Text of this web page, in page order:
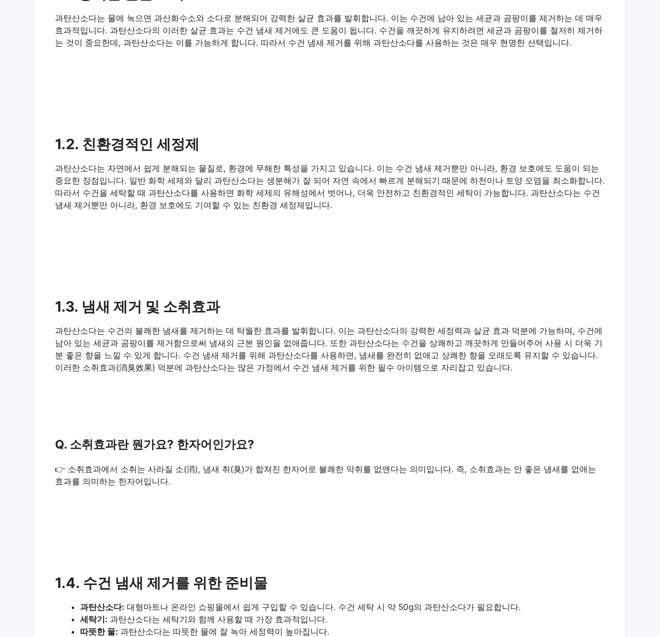
과탄산소다는 물에 녹으면 과산화수소와 소다로 분해되어 강력한 살균 효과를 발휘합니다. 이는 수건에 남아 있는 세균과 곰팡이를 제거하는 데 매우
효과적입니다. 과탄산소다의 이러한 살균 효과는 수건 냄새 제거에도 큰 도움이 됩니다. 수건을 깨끗하게 유지하려면 세균과 곰팡이를 철저히 제거하
는 것이 중요한데, 과탄산소다는 이를 가능하게 합니다. 따라서 수건 냄새 제거를 위해 과탄산소다를 사용하는 것은 매우 현명한 선택입니다.
1.2. 친환경적인 세정제
과탄산소다는 자연에서 쉽게 분해되는 물질로, 환경에 무해한 특성을 가지고 있습니다. 이는 수건 냄새 제거뿐만 아니라, 환경 보호에도 도움이 되는
중요한 장점입니다. 일반 화학 세제와 달리 과탄산소다는 생분해가 잘 되어 자연 속에서 빠르게 분해되기 때문에 하천이나 토양 오염을 최소화합니다.
따라서 수건을 세탁할 때 과탄산소다를 사용하면 화학 세제의 유해성에서 벗어나, 더욱 안전하고 친환경적인 세탁이 가능합니다. 과탄산소다는 수건
냄새 제거뿐만 아니라, 환경 보호에도 기여할 수 있는 친환경 세정제입니다.
1.3. 냄새 제거 및 소취효과
과탄산소다는 수건의 불쾌한 냄새를 제거하는 데 탁월한 효과를 발휘합니다. 이는 과탄산소다의 강력한 세정력과 살균 효과 덕분에 가능하며, 수건에
남아 있는 세균과 곰팡이를 제거함으로써 냄새의 근본 원인을 없애줍니다. 또한 과탄산소다는 수건을 상쾌하고 깨끗하게 만들어주어 사용 시 더욱 기
분 좋은 향을 느낄 수 있게 합니다. 수건 냄새 제거를 위해 과탄산소다를 사용하면, 냄새를 완전히 없애고 상쾌한 향을 오래도록 유지할 수 있습니다.
이러한 소취효과(消臭效果) 덕분에 과탄산소다는 많은 가정에서 수건 냄새 제거를 위한 필수 아이템으로 자리잡고 있습니다.
Q. 소취효과란 뭔가요? 한자어인가요?
👉 소취효과에서 소취는 사라질 소(消), 냄새 취(臭)가 합쳐진 한자어로 불쾌한 악취를 없앤다는 의미입니다. 즉, 소취효과는 안 좋은 냄새를 없애는
효과를 의미하는 한자어입니다.
1.4. 수건 냄새 제거를 위한 준비물
과탄산소다: 대형마트나 온라인 쇼핑몰에서 쉽게 구입할 수 있습니다. 수건 세탁 시 약 50g의 과탄산소다가 필요합니다.
세탁기: 과탄산소다는 세탁기와 함께 사용할 때 가장 효과적입니다.
따뜻한 물: 과탄산소다는 따뜻한 물에 잘 녹아 세정력이 높아집니다.